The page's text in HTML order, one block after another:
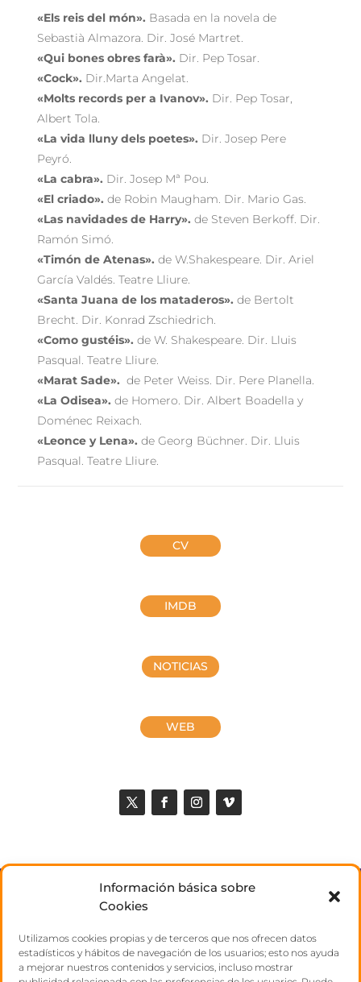
Información básica sobre
Cookies
Utilizamos cookies propias y de terceros que nos ofrecen datos
estadísticos y hábitos de navegación de los usuarios; esto nos ayuda
a mejorar nuestros contenidos y servicios, incluso mostrar
«Els reis del món». Basada en la novela de
Sebastià Almazora. Dir. José Martret.
«Qui bones obres farà». Dir. Pep Tosar.
«Cock». Dir.Marta Angelat.
«Molts records per a Ivanov». Dir. Pep Tosar,
Albert Tola.
«La vida lluny dels poetes». Dir. Josep Pere
Peyró.
«La cabra». Dir. Josep Mª Pou.
«El criado». de Robin Maugham. Dir. Mario Gas.
«Las navidades de Harry». de Steven Berkoff. Dir.
Ramón Simó.
«Timón de Atenas». de W.Shakespeare. Dir. Ariel
García Valdés. Teatre Lliure.
«Santa Juana de los mataderos». de Bertolt
Brecht. Dir. Konrad Zschiedrich.
«Como gustéis». de W. Shakespeare. Dir. Lluis
Pasqual. Teatre Lliure.
«Marat Sade». de Peter Weiss. Dir. Pere Planella.
«La Odisea». de Homero. Dir. Albert Boadella y
Doménec Reixach.
«Leonce y Lena». de Georg Büchner. Dir. Lluis
Pasqual. Teatre Lliure.
CV
IMDB
NOTICIAS
WEB
NOSOTROS
TALENTOS